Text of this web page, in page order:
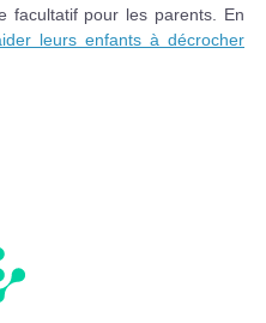
facultatif pour les parents. En
leurs enfants à décrocher